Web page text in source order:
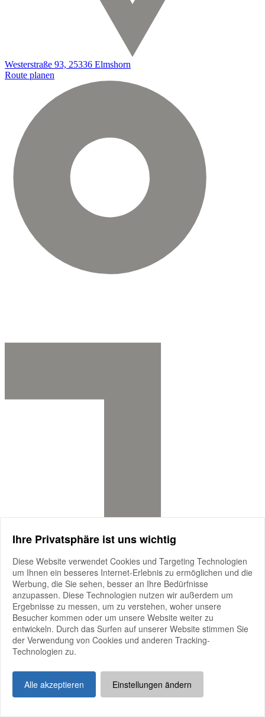
Westerstraße 93, 25336 Elmshorn
Route planen
Ihre Privatsphäre ist uns wichtig
Diese Website verwendet Cookies und Targeting Technologien
um Ihnen ein besseres Internet-Erlebnis zu ermöglichen und die
Werbung, die Sie sehen, besser an Ihre Bedürfnisse
anzupassen. Diese Technologien nutzen wir außerdem um
Ergebnisse zu messen, um zu verstehen, woher unsere
Besucher kommen oder um unsere Website weiter zu
entwickeln. Durch das Surfen auf unserer Website stimmen Sie
der Verwendung von Cookies und anderen Tracking-
Technologien zu.
Alle akzeptieren Einstellungen ändern